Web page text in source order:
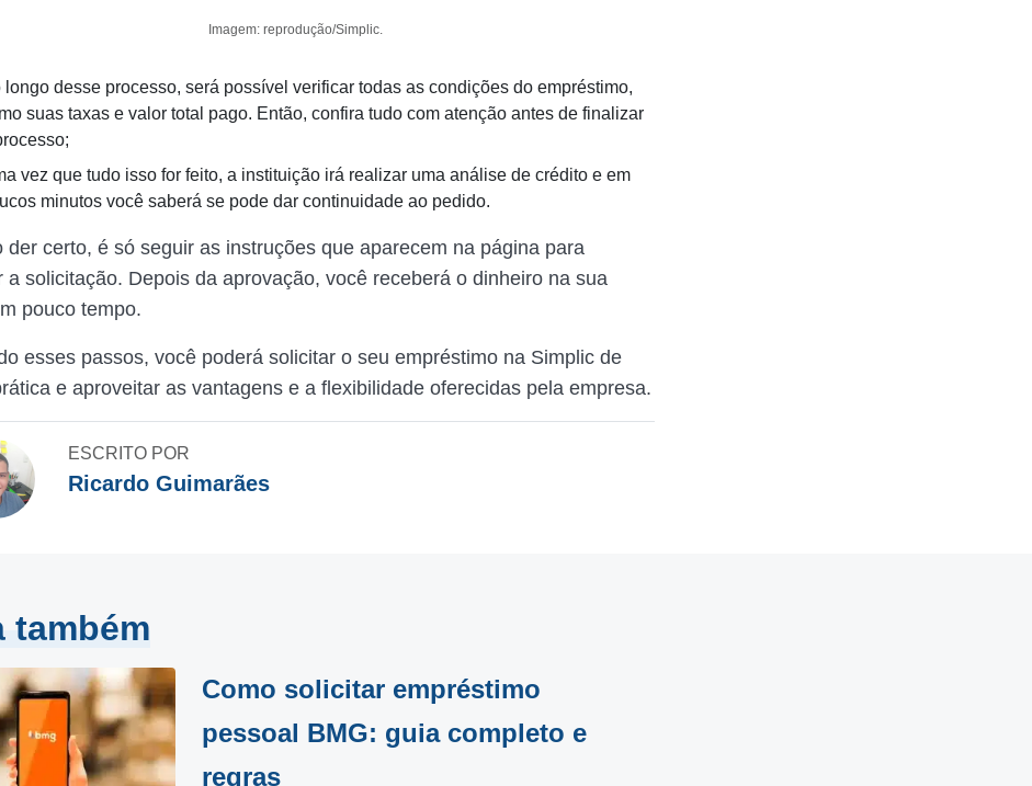
Imagem: reprodução/Simplic.
longo desse processo, será possível verificar todas as condições do empréstimo,
suas taxas e valor total pago. Então, confira tudo com atenção antes de finalizar
vez que tudo isso for feito, a instituição irá realizar uma análise de crédito e em
minutos você saberá se pode dar continuidade ao pedido.
der certo, é só seguir as instruções que aparecem na página para
a solicitação. Depois da aprovação, você receberá o dinheiro na sua
pouco tempo.
esses passos, você poderá solicitar o seu empréstimo na Simplic de
e aproveitar as vantagens e a flexibilidade oferecidas pela empresa.
ESCRITO POR
Ricardo Guimarães
também
Como solicitar empréstimo
pessoal BMG: guia completo e
regras